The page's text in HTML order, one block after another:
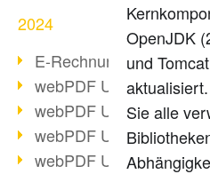
2024
E-Rechnungsstellung
webPDF Update
webPDF Update
webPDF Update
webPDF Update
OpenJDK
und
Sie alle